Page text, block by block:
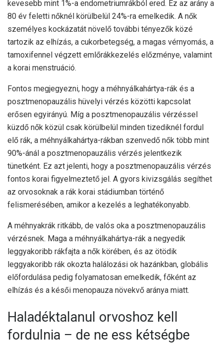
kevesebb mint 1%-a endometriumrákból ered. Ez az arány a
80 év feletti nőknél körülbelül 24%-ra emelkedik. A nők
személyes kockázatát növelő további tényezők közé
tartozik az elhízás, a cukorbetegség, a magas vérnyomás, a
tamoxifennel végzett emlőrákkezelés előzménye, valamint
a korai menstruáció.
Fontos megjegyezni, hogy a méhnyálkahártya-rák és a
posztmenopauzális hüvelyi vérzés közötti kapcsolat
erősen egyirányú. Míg a posztmenopauzális vérzéssel
küzdő nők közül csak körülbelül minden tizediknél fordul
elő rák, a méhnyálkahártya-rákban szenvedő nők több mint
90%-ánál a posztmenopauzális vérzés jelentkezik
tünetként. Ez azt jelenti, hogy a posztmenopauzális vérzés
fontos korai figyelmeztető jel. A gyors kivizsgálás segíthet
az orvosoknak a rák korai stádiumban történő
felismerésében, amikor a kezelés a leghatékonyabb.
A méhnyakrák ritkább, de valós oka a posztmenopauzális
vérzésnek. Maga a méhnyálkahártya-rák a negyedik
leggyakoribb rákfajta a nők körében, és az ötödik
leggyakoribb rák okozta halálozási ok hazánkban, globális
előfordulása pedig folyamatosan emelkedik, főként az
elhízás és a késői menopauza növekvő aránya miatt.
Haladéktalanul orvoshoz kell
fordulnia – de ne ess kétségbe